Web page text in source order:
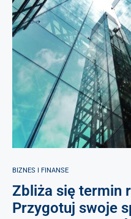
BIZNES I FINANSE
Zbliża się termin
Przygotuj swoje